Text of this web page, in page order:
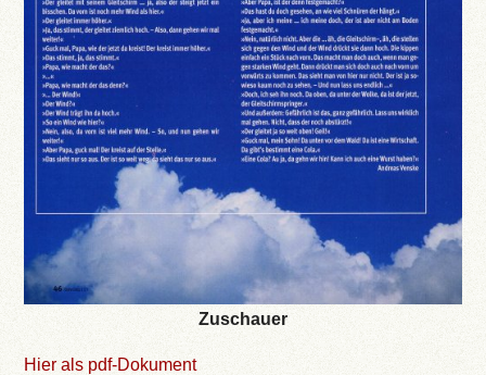
Zuschauer
Hier als pdf-Dokument